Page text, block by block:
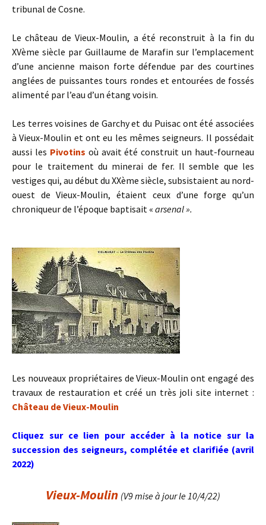
tribunal de Cosne.
Le château de Vieux-Moulin, a été reconstruit à la fin du
XVème siècle par Guillaume de Marafin sur l’emplacement
d’une ancienne maison forte défendue par des courtines
anglées de puissantes tours rondes et entourées de fossés
alimenté par l’eau d’un étang voisin.
Les terres voisines de Garchy et du Puisac ont été associées
à Vieux-Moulin et ont eu les mêmes seigneurs. Il possédait
aussi les Pivotins où avait été construit un haut-fourneau
pour le traitement du minerai de fer. Il semble que les
vestiges qui, au début du XXème siècle, subsistaient au nord-
ouest de Vieux-Moulin, étaient ceux d’une forge qu’un
chroniqueur de l’époque baptisait « arsenal ».
Les nouveaux propriétaires de Vieux-Moulin ont engagé des
travaux de restauration et créé un très joli site internet :
Château de Vieux-Moulin
Cliquez sur ce lien pour accéder à la notice sur la
succession des seigneurs, complétée et clarifiée (avril
2022)
Vieux-Moulin (V9 mise à jour le 10/4/22)